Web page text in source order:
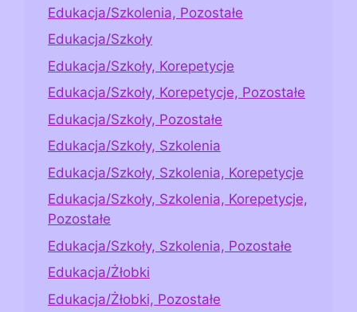
Edukacja/Szkolenia, Pozostałe
Edukacja/Szkoły
Edukacja/Szkoły, Korepetycje
Edukacja/Szkoły, Korepetycje, Pozostałe
Edukacja/Szkoły, Pozostałe
Edukacja/Szkoły, Szkolenia
Edukacja/Szkoły, Szkolenia, Korepetycje
Edukacja/Szkoły, Szkolenia, Korepetycje,
Pozostałe
Edukacja/Szkoły, Szkolenia, Pozostałe
Edukacja/Żłobki
Edukacja/Żłobki, Pozostałe